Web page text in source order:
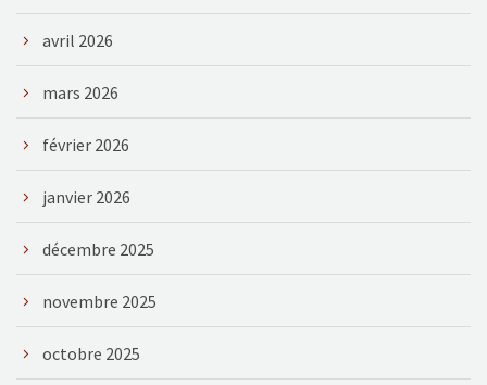
avril 2026
mars 2026
février 2026
janvier 2026
décembre 2025
novembre 2025
octobre 2025